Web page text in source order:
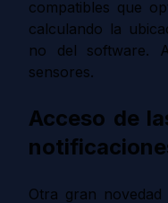
compatibles que
calculando la
no del software.
sensores.
Acceso de
Otra gran novedad